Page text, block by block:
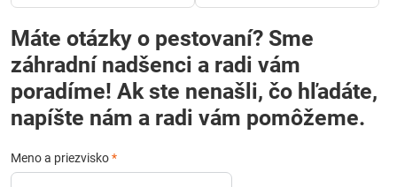
Máte otázky o pestovaní? Sme
záhradní nadšenci a radi vám
poradíme! Ak ste nenašli, čo hľadáte,
napíšte nám a radi vám pomôžeme.
Meno a priezvisko*